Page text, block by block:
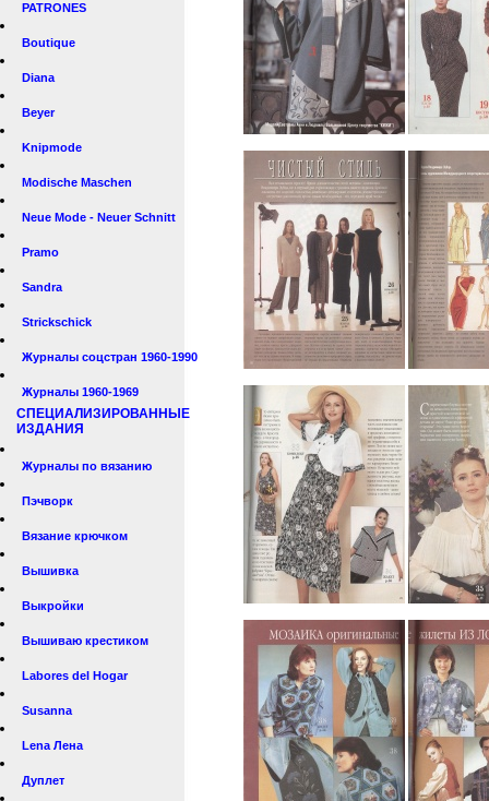
PATRONES
Boutique
Diana
Beyer
Knipmode
Modische Maschen
Neue Mode - Neuer Schnitt
Pramo
Sandra
Strickschick
Журналы соцстран 1960-1990
Журналы 1960-1969
СПЕЦИАЛИЗИРОВАННЫЕ
ИЗДАНИЯ
Журналы по вязанию
Пэчворк
Вязание крючком
Вышивка
Выкройки
Вышиваю крестиком
Labores del Hogar
Susanna
Lena Лена
Дуплет